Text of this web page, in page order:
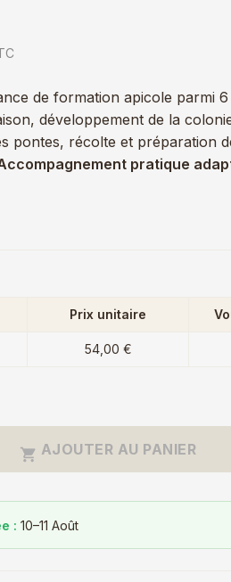
de formation apicole parmi
développement de la
pontes, récolte et préparation
pratique
Prix unitaire
54,00 €
 AJOUTER AU PANIER
: 10–11 Août